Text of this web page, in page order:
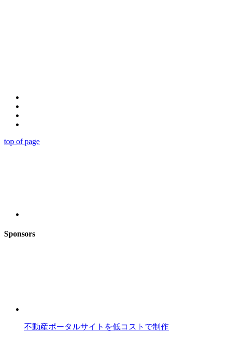
top of page
Sponsors
不動産ポータルサイトを低コストで制作